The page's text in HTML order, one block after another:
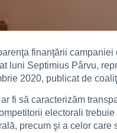
finanţării
luni Septimius Pârvu,
2020, publicat de
ar fi să caracterizăm
electorali
precum şi a celor care